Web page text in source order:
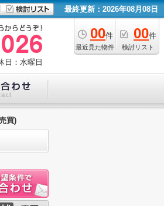
最終更新：2026年08月08日
00件
最近見た物件
00件
検討リスト
日：水曜日
買)